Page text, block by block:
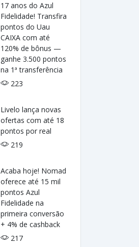
17 anos do Azul
Fidelidade! Transfira
pontos do Uau
CAIXA com até
120% de bônus —
ganhe 3.500 pontos
na 1ª transferência
223
Livelo lança novas
ofertas com até 18
pontos por real
219
Acaba hoje! Nomad
oferece até 15 mil
pontos Azul
Fidelidade na
primeira conversão
+ 4% de cashback
217